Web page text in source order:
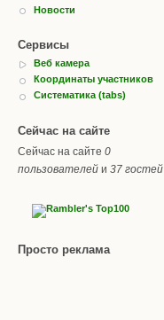
Новости
Сервисы
Веб камера
Координаты участников
Систематика (tabs)
Сейчас на сайте
Сейчас на сайте 0
пользователей и 37 гостей
Просто реклама